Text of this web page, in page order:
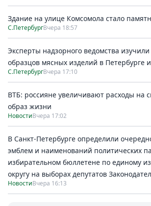
Здание на улице Комсомола стало
С.ПетербургВчера 18:57
Эксперты надзорного ведомства
образцов мясных изделий в Петербурге
С.ПетербургВчера 17:10
ВТБ: россияне увеличивают расходы на
образ жизни
НовостиВчера 17:02
В Санкт-Петербурге определили
эмблем и наименований политических
избирательном бюллетене по единому
округу на выборах депутатов
НовостиВчера 16:13